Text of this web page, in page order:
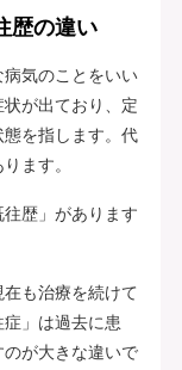
歴の違い
気のことをいい
が出ており、定
を指します。代
ます。
歴」があります
在も治療を続けて
」は過去に患
が大きな違いで